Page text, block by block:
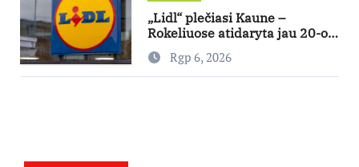
„Lidl“ plečiasi Kaune –
Rokeliuose atidaryta jau 20-oji
parduotuvė mieste
Rgp 6, 2026